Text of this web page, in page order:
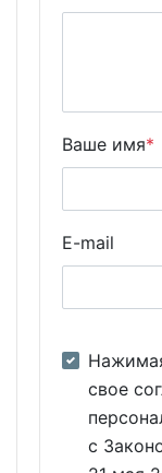
Ваше имя*
E-mail
свое
с